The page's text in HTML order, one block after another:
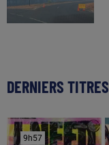
DERNIERS TITRES
9h57
9h57